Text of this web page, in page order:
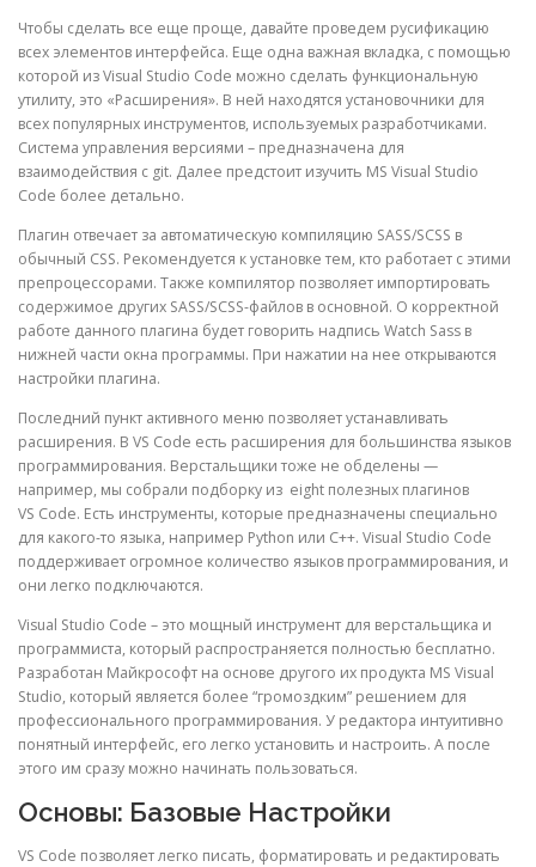
Чтобы сделать все еще проще, давайте проведем русификацию
всех элементов интерфейса. Еще одна важная вкладка, с помощью
которой из Visual Studio Code можно сделать функциональную
утилиту, это «Расширения». В ней находятся установочники для
всех популярных инструментов, используемых разработчиками.
Система управления версиями – предназначена для
взаимодействия с git. Далее предстоит изучить MS Visual Studio
Code более детально.
Плагин отвечает за автоматическую компиляцию SASS/SCSS в
обычный CSS. Рекомендуется к установке тем, кто работает с этими
препроцессорами. Также компилятор позволяет импортировать
содержимое других SASS/SCSS-файлов в основной. О корректной
работе данного плагина будет говорить надпись Watch Sass в
нижней части окна программы. При нажатии на нее открываются
настройки плагина.
Последний пункт активного меню позволяет устанавливать
расширения. В VS Code есть расширения для большинства языков
программирования. Верстальщики тоже не обделены —
например, мы собрали подборку из eight полезных плагинов
VS Code. Есть инструменты, которые предназначены специально
для какого-то языка, например Python или C++. Visual Studio Code
поддерживает огромное количество языков программирования, и
они легко подключаются.
Visual Studio Code – это мощный инструмент для верстальщика и
программиста, который распространяется полностью бесплатно.
Разработан Майкрософт на основе другого их продукта MS Visual
Studio, который является более “громоздким” решением для
профессионального программирования. У редактора интуитивно
понятный интерфейс, его легко установить и настроить. А после
этого им сразу можно начинать пользоваться.
Основы: Базовые Настройки
VS Code позволяет легко писать, форматировать и редактировать